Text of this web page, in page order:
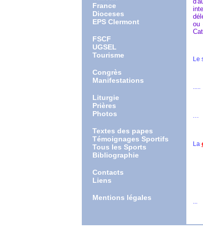
France
Dioceses
EPS Clermont
FSCF
UGSEL
Tourisme
Congrès
Manifestations
Liturgie
Prières
Photos
Textes des papes
Témoignages Sportifs
Tous les Sports
Bibliographie
Contacts
Liens
Mentions légales
ou
Le
.....
...
La
...